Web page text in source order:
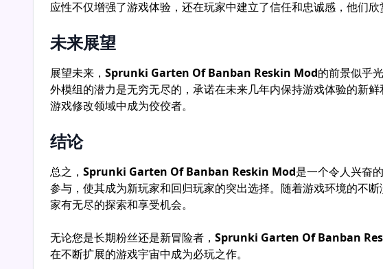
视觉增强
Sprunki Garten Of Banban Reskin Mod
沉浸在一个美丽的重新构想的世界中，激发欢乐和好奇。改进的图
游戏创新
除了视觉升级外，
提供了新鲜的体验，使游戏玩法保持兴奋感，确保即使是老玩家也
社区参与
Sprunki Garten Of Banban Reskin Mod
上关于该模组的讨论热火朝天，让玩家能够联系并分享如何有效导